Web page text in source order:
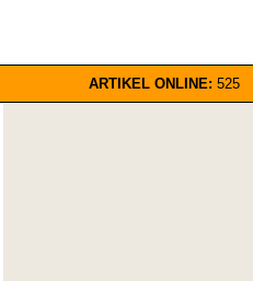
ARTIKEL ONLINE: 525